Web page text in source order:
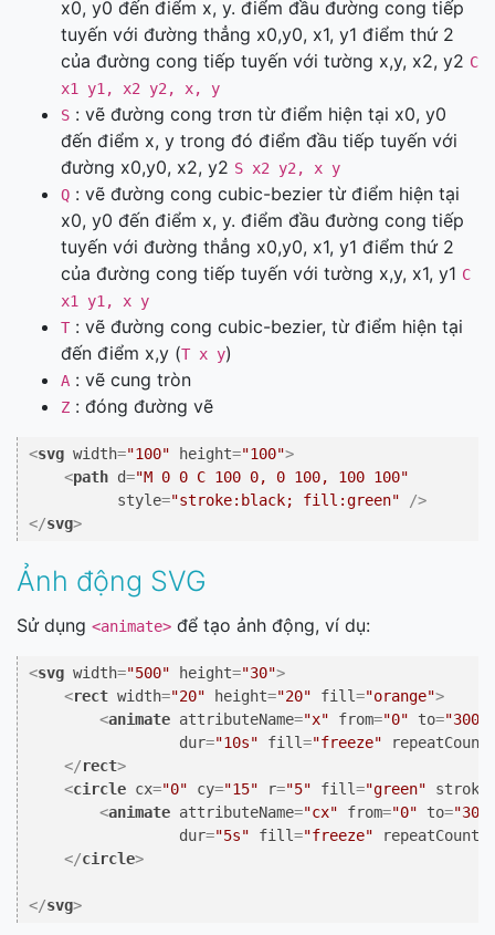
x0, y0 đến điểm x, y. điểm đầu đường cong tiếp
tuyến với đường thẳng x0,y0, x1, y1 điểm thứ 2
của đường cong tiếp tuyến với tường x,y, x2, y2 C
x1 y1, x2 y2, x, y
S : vẽ đường cong trơn từ điểm hiện tại x0, y0
đến điểm x, y trong đó điểm đầu tiếp tuyến với
đường x0,y0, x2, y2 S x2 y2, x y
Q : vẽ đường cong cubic-bezier từ điểm hiện tại
x0, y0 đến điểm x, y. điểm đầu đường cong tiếp
tuyến với đường thẳng x0,y0, x1, y1 điểm thứ 2
của đường cong tiếp tuyến với tường x,y, x1, y1 C
x1 y1, x y
T: vẽ đường cong cubic-bezier, từ điểm hiện tại
đến điểm x,y (T x y)
A : vẽ cung tròn
Z : đóng đường vẽ
<svg width="100" height="100">
<path d="M 0 0 C 100 0, 0 100, 100 100"
style="stroke:black; fill:green" />
</svg>
Ảnh động SVG
Sử dụng <animate> để tạo ảnh động, ví dụ:
<svg width="500" height="30">
<rect width="20" height="20" fill="orange">
<animate attributeName="x" from="0" to="300"
dur="10s" fill="freeze" repeatCount
</rect>
<circle cx="0" cy="15" r="5" fill="green" stroke
<animate attributeName="cx" from="0" to=
dur="5s" fill="freeze" repeatCount
</circle>
</svg>